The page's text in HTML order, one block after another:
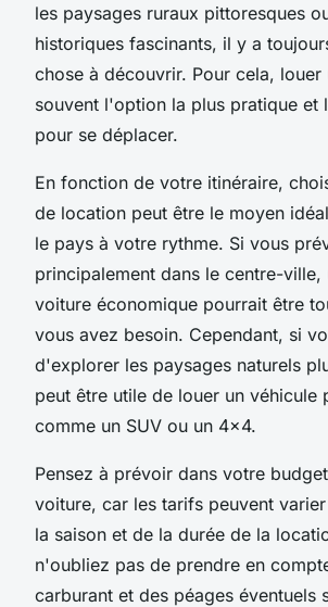
les paysages ruraux pittoresques
historiques fascinants, il y a
chose à découvrir. Pour cela, louer
souvent l'option la plus pratique et
pour se déplacer.
En fonction de votre itinéraire,
de location peut être le moyen
le pays à votre rythme. Si vous
principalement dans le centre-ville,
voiture économique pourrait être
vous avez besoin. Cependant, si
d'explorer les paysages naturels
peut être utile de louer un véhicule
comme un SUV ou un 4x4.
Pensez à prévoir dans votre
voiture, car les tarifs peuvent
la saison et de la durée de la
n'oubliez pas de prendre en
carburant et des péages éventuels